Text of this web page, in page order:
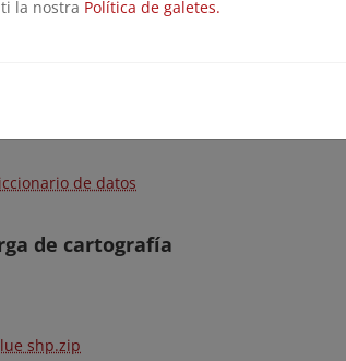
de datos
de cartografía
shp.zip
la nostra Política de galetes.